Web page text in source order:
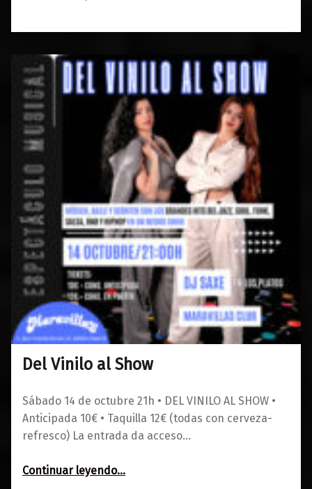
Del Vinilo al Show
Sábado 14 de octubre 21h • DEL VINILO AL SHOW •
Anticipada 10€ • Taquilla 12€ (todas con cerveza-
refresco) La entrada da acceso…
Continuar leyendo…
13/09/2023
0
Maravillas